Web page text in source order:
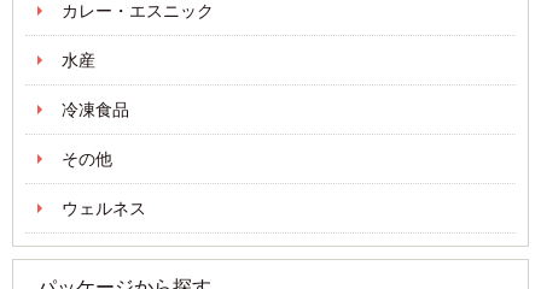
カレー・エスニック
水産
冷凍食品
その他
ウェルネス